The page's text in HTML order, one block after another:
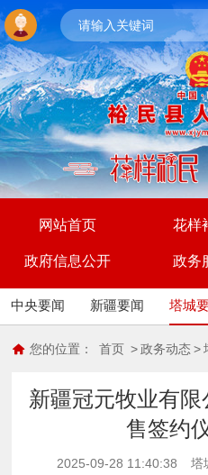
网站首页 花样
政府信息公开 政务
中央要闻 新疆要闻 塔城
您的位置： 首页 > 政务动态 >
新疆冠元牧业有
售签约
2025-09-28 11:40:38 塔